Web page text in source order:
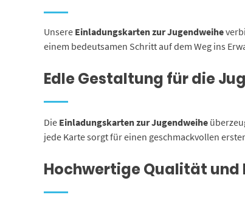
Unsere Einladungskarten zur Jugendweihe
einem bedeutsamen Schritt auf dem Weg ins
Edle Gestaltung für die
Die Einladungskarten zur Jugendweihe
jede Karte sorgt für einen geschmackvollen
Hochwertige Qualität und